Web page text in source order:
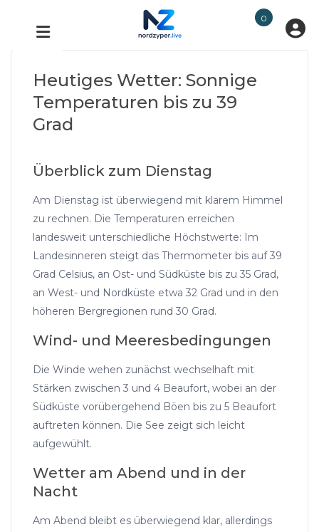
0
Heutiges Wetter: Sonnige
Temperaturen bis zu 39
Grad
Überblick zum Dienstag
Am Dienstag ist überwiegend mit klarem Himmel
zu rechnen. Die Temperaturen erreichen
landesweit unterschiedliche Höchstwerte: Im
Landesinneren steigt das Thermometer bis auf 39
Grad Celsius, an Ost- und Südküste bis zu 35 Grad,
an West- und Nordküste etwa 32 Grad und in den
höheren Bergregionen rund 30 Grad.
Wind- und Meeresbedingungen
Die Winde wehen zunächst wechselhaft mit
Stärken zwischen 3 und 4 Beaufort, wobei an der
Südküste vorübergehend Böen bis zu 5 Beaufort
auftreten können. Die See zeigt sich leicht
aufgewühlt.
Wetter am Abend und in der
Nacht
Am Abend bleibt es überwiegend klar, allerdings